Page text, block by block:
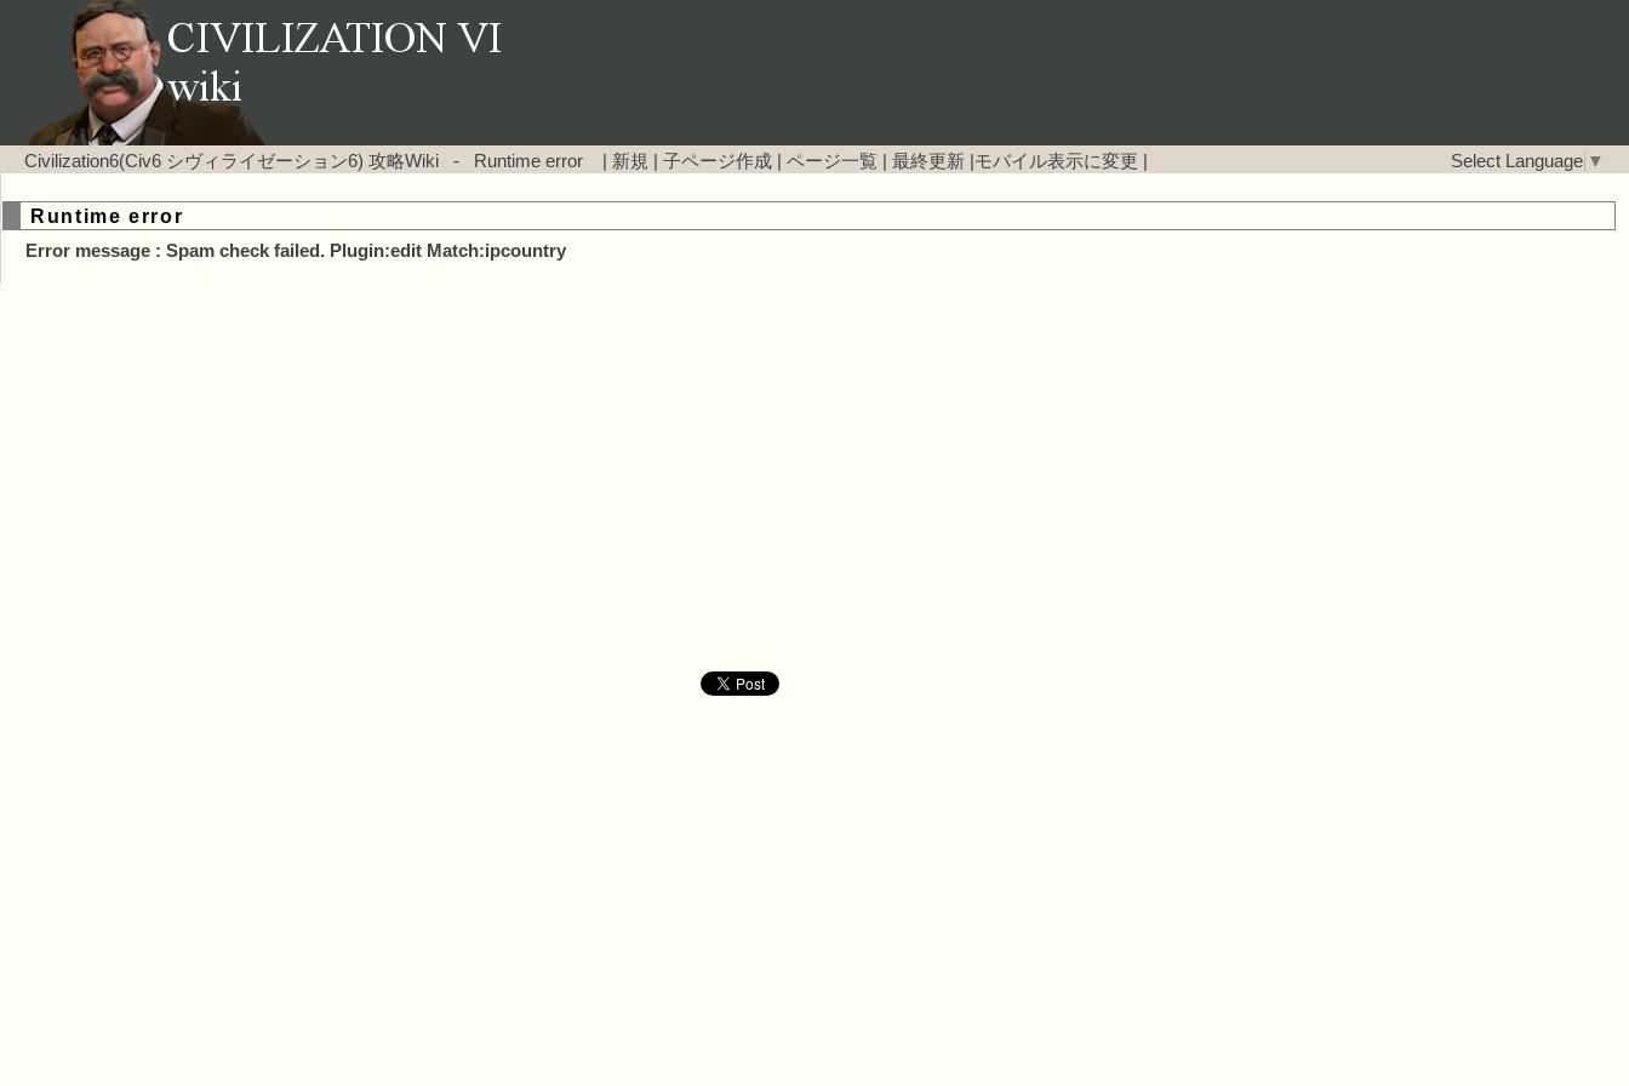
Civilization6(Civ6 シヴィライゼーション6) 攻略Wiki - Runtime error | 新規 子ページ作成 ページ一覧 最終更新 モバイル表示に変更 Select Language ▼
Runtime error
Error message : Spam check failed. Plugin:edit Match:ipcountry